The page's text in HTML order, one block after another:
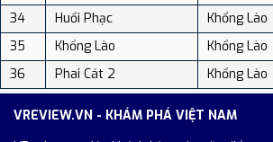
34
Huổi Phạc Khổng Lào
35
Khổng Lào Khổng Lào
36
Phai Cát 2 Khổng Lào
VREVIEW.VN - KHÁM PHÁ VIỆT NAM